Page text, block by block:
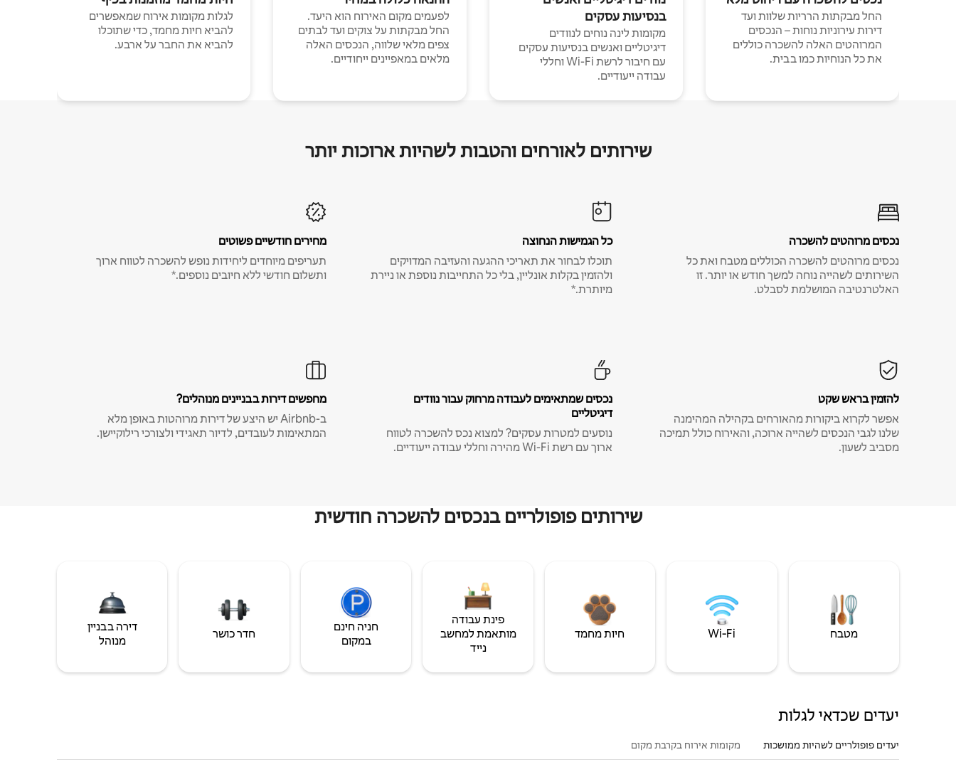
החל מבקתות הרריות שלוות ועד
דירות עירוניות נוחות – הנכסים
המרוהטים האלה להשכרה כוללים
את כל הנוחיות כמו בבית.
בנסיעות עסקים
מקומות לינה נוחים לנוודים
דיגיטליים ואנשים בנסיעות עסקים
עם חיבור לרשת Wi-Fi וחללי
עבודה ייעודיים.
לפעמים מקום האירוח הוא היעד.
החל מבקתות על צוקים ועד לבתים
צפים מלאי שלווה, הנכסים האלה
מלאים במאפיינים ייחודיים.
לגלות מקומות אירוח שמאפשרים
להביא חיות מחמד, כדי שתוכלו
להביא את החבר על ארבע.
שירותים לאורחים והטבות לשהיות ארוכות יותר
נכסים מרוהטים להשכרה
נכסים מרוהטים להשכרה הכוללים מטבח ואת כל
השירותים לשהייה נוחה למשך חודש או יותר. זו
האלטרנטיבה המושלמת לסבלט.
כל הגמישות הנחוצה
תוכלו לבחור את תאריכי ההגעה והעזיבה המדויקים
ולהזמין בקלות אונליין, בלי כל התחייבות נוספת או ניירת
מיותרת.*
מחירים חודשיים פשוטים
תעריפים מיוחדים ליחידות נופש להשכרה לטווח ארוך
ותשלום חודשי ללא חיובים נוספים.*
להזמין בראש שקט
אפשר לקרוא ביקורות מהאורחים בקהילה המהימנה
שלנו לגבי הנכסים לשהייה ארוכה, והאירוח כולל תמיכה
מסביב לשעון.
נכסים שמתאימים לעבודה מרחוק עבור נוודים
דיגיטליים
נוסעים למטרות עסקים? למצוא נכס להשכרה לטווח
ארוך עם רשת Wi-Fi מהירה וחללי עבודה ייעודיים.
מחפשים דירות בבניינים מנוהלים?
ב-Airbnb יש היצע של דירות מרוהטות באופן מלא
המתאימות לעובדים, לדיור תאגידי ולצורכי רילוקיישן.
שירותים פופולריים בנכסים להשכרה חודשית
מטבח Wi‑Fi חיות מחמד
פינת עבודה
מותאמת למחשב
נייד
חניה חינם
במקום
חדר כושר
דירה בבניין
מנוהל
יעדים שכדאי לגלות
יעדים פופולריים לשהיות ממושכות מקומות אירוח בקרבת מקום